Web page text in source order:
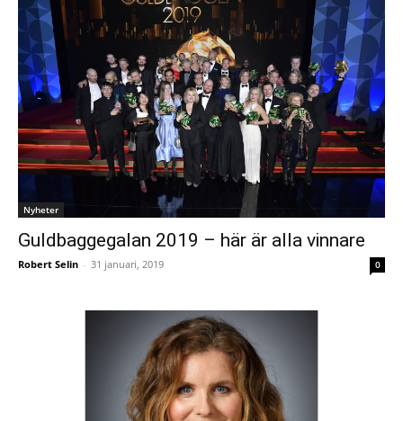
Nyheter
Guldbaggegalan 2019 – här är alla vinnare
Robert Selin - 31 januari, 2019 0